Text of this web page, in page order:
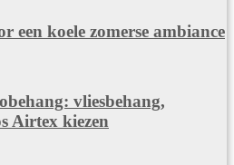
een koele zomerse ambiance
vliesbehang,
Airtex kiezen